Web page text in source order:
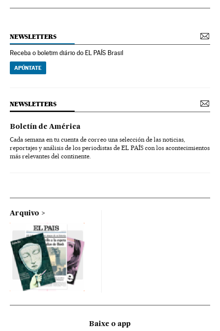
NEWSLETTERS
Receba o boletim diário do EL PAÍS Brasil
APÚNTATE
NEWSLETTERS
Boletín de América
Cada semana en tu cuenta de correo una selección de las noticias,
reportajes y análisis de los periodistas de EL PAÍS con los acontecimientos
más relevantes del continente.
Arquivo
Baixe o app